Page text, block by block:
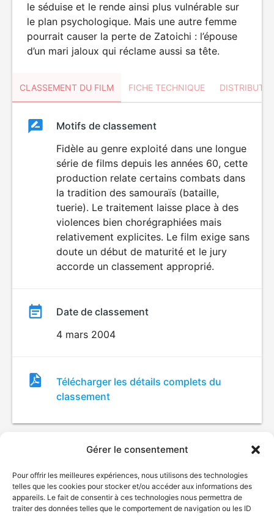
Gérer le consentement
Pour offrir les meilleures expériences, nous utilisons des technologies
telles que les cookies pour stocker et/ou accéder aux informations des
appareils. Le fait de consentir à ces technologies nous permettra de
traiter des données telles que le comportement de navigation ou les ID
le séduise et le rende ainsi plus vulnérable sur
le plan psychologique. Mais une autre femme
pourrait causer la perte de Zatoichi : l’épouse
d’un mari jaloux qui réclame aussi sa tête.
CLASSEMENT DU FILM FICHE TECHNIQUE
ClassementClassement
Motifs de classement
Fidèle au genre exploité dans une longue
série de films depuis les années 60, cette
production relate certains combats dans
la tradition des samouraïs (bataille,
tuerie). Le traitement laisse place à des
violences bien chorégraphiées mais
relativement explicites. Le film exige sans
doute un début de maturité et le jury
accorde un classement approprié.
Date de classement
4 mars 2004
Fichier
de
classement
Télécharger les détails complets du
classement